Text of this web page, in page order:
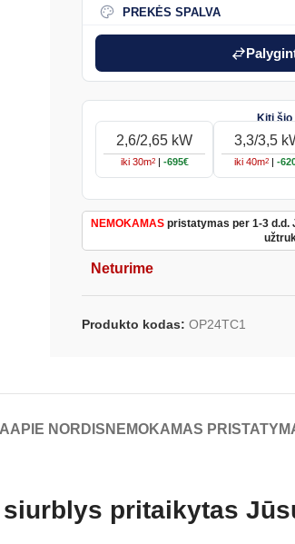
PREKĖS SPALVA
2,6/2,65 kW
iki 30m2 | -695€
3,3/3,5
iki40m2 | -
NEMOKAMASpristatymas per 1-3 d.d.
Neturime
Produkto kodas: OP24TC1
APIE NORDIS NEMOKAMAS
siurblys pritaikytas